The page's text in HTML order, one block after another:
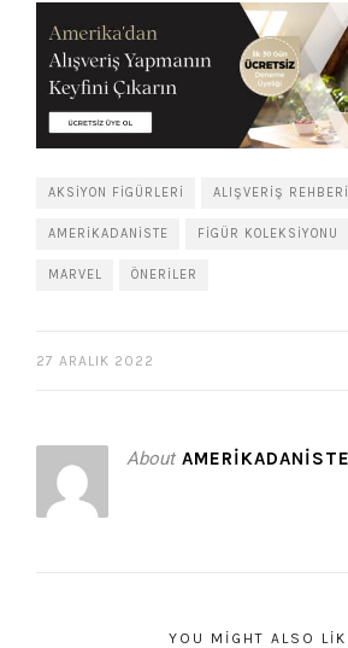
AKSIYON FIGÜRLERI ALIŞVERIŞ REHBERI
AMERIKADANISTE FIGÜR KOLEKSIYONU
MARVEL ÖNERILER
27 ARALIK 2022
About AMERIKADANISTE
YOU MIGHT ALSO